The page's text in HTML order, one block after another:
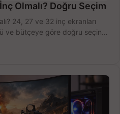
Olmalı? Doğru Seçim
24, 27 ve 32 inç ekranları
ve bütçeye göre doğru seçin,